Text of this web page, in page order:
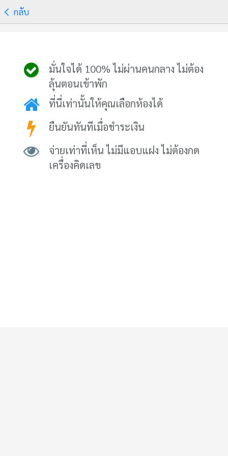
กลับ
มั่นใจได้ 100% ไม่ผ่านคนกลาง ไม่ต้อง
ลุ้นตอนเข้าพัก
ที่นี่เท่านั้นให้คุณเลือกห้องได้
ยืนยันทันทีเมื่อชำระเงิน
จ่ายเท่าที่เห็น ไม่มีแอบแฝง ไม่ต้องกด
เครื่องคิดเลข